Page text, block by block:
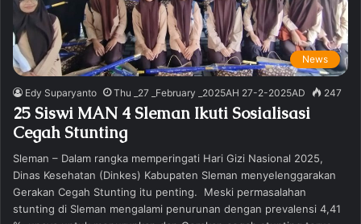
News
Edy Suparyanto Thu _27 _February _2025AH 27-2-2025AD 247
25 Siswi MAN 4 Sleman Ikuti Sosialisasi
Cegah Stunting
Sleman – Dalam rangka memperingati Hari Gizi Nasional 2025,
Dinas Kesehatan (Dinkes) Kabupaten Sleman menyelenggarakan
Gerakan Cegah Stunting itu penting. Meski permasalahan
stunting di Sleman mengalami penurunan dengan prevalensi 4,41